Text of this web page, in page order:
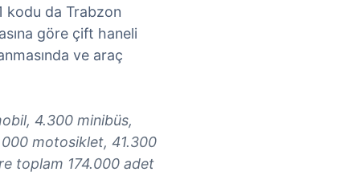
kodu da Trabzon
göre çift haneli
ve araç
4.300 minibüs,
motosiklet, 41.300
toplam 174.000 adet